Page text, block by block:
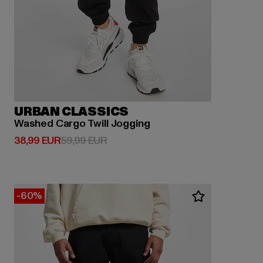
URBAN CLASSICS
Washed Cargo Twill Jogging
38,99 EUR
Derzeitiger Preis: 38,99 EUR
59,99 EURAktionspreis: 59,99 EUR
-60%